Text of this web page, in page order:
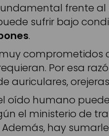
frente
sufrir bajo
.
Por esa
auriculares,
oído humano
el ministerio de
Además, hay